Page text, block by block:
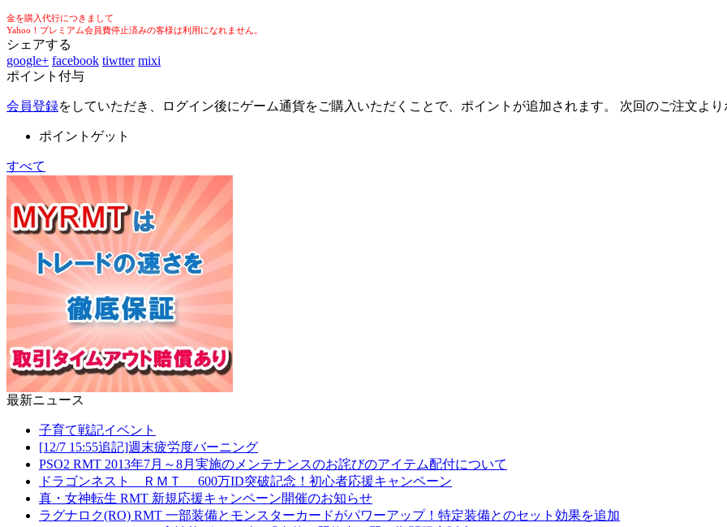
金を購入代行につきまして
Yahoo！プレミアム会員費停止済みの客様は利用になれません。
シェアする
google+ facebook tiwtter mixi
ポイント付与
会員登録をしていただき、ログイン後にゲーム通貨をご購入いただくことで、ポイントが追加されます。 次回のご注文より
ポイントゲット
すべて
最新ニュース
子育て戦記イベント
[12/7 15:55追記]週末疲労度バーニング
PSO2 RMT 2013年7月～8月実施のメンテナンスのお詫びのアイテム配付について
ドラゴンネスト ＲＭＴ 600万ID突破記念！初心者応援キャンペーン
真・女神転生 RMT 新規応援キャンペーン開催のお知らせ
ラグナロク(RO) RMT 一部装備とモンスターカードがパワーアップ！特定装備とのセット効果を追加